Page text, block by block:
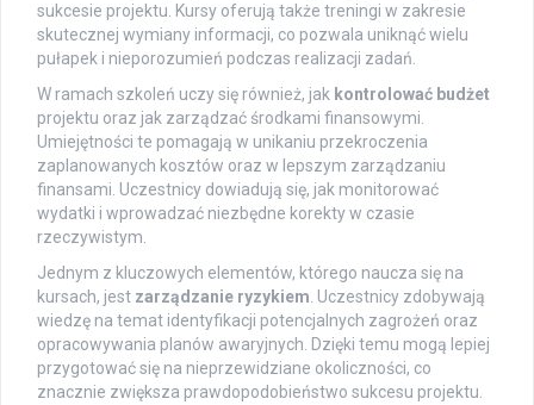
sukcesie projektu. Kursy oferują także treningi w zakresie
skutecznej wymiany informacji, co pozwala uniknąć wielu
pułapek i nieporozumień podczas realizacji zadań.
W ramach szkoleń uczy się również, jak kontrolować budżet
projektu oraz jak zarządzać środkami finansowymi.
Umiejętności te pomagają w unikaniu przekroczenia
zaplanowanych kosztów oraz w lepszym zarządzaniu
finansami. Uczestnicy dowiadują się, jak monitorować
wydatki i wprowadzać niezbędne korekty w czasie
rzeczywistym.
Jednym z kluczowych elementów, którego naucza się na
kursach, jest zarządzanie ryzykiem . Uczestnicy zdobywają
wiedzę na temat identyfikacji potencjalnych zagrożeń oraz
opracowywania planów awaryjnych. Dzięki temu mogą lepiej
przygotować się na nieprzewidziane okoliczności, co
znacznie zwiększa prawdopodobieństwo sukcesu projektu.